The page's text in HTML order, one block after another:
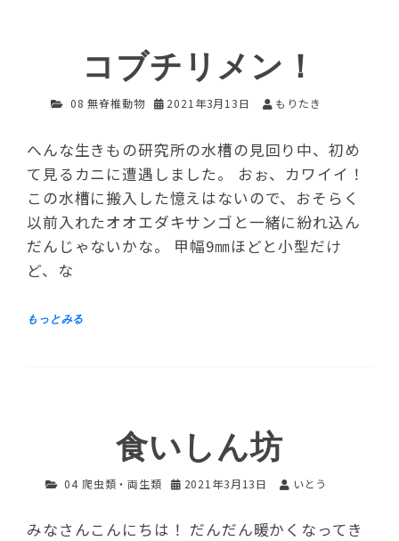
コブチリメン！
08 無脊椎動物 2021年3月13日 もりたき
へんな生きもの研究所の水槽の見回り中、初め
て見るカニに遭遇しました。 おぉ、カワイイ！
この水槽に搬入した憶えはないので、おそらく
以前入れたオオエダキサンゴと一緒に紛れ込ん
だんじゃないかな。 甲幅9㎜ほどと小型だけ
ど、な
食いしん坊
04 爬虫類・両生類 2021年3月13日 いとう
みなさんこんにちは！ だんだん暖かくなってき